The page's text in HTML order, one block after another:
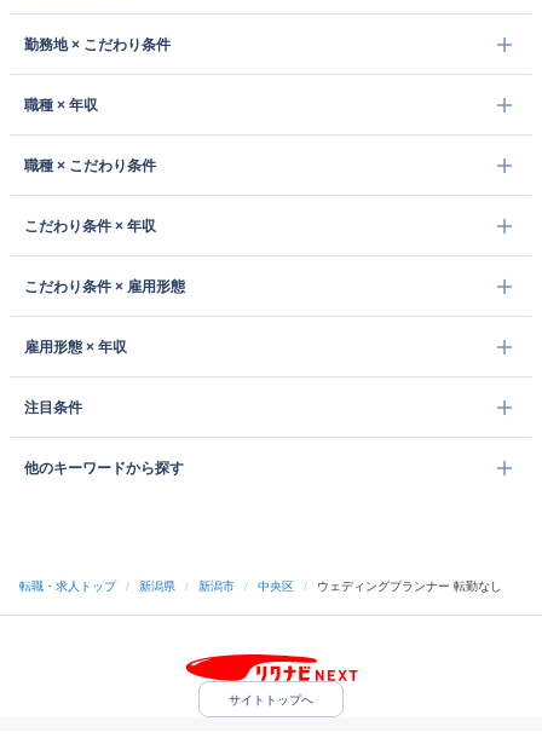
勤務地 × こだわり条件
職種 × 年収
職種 × こだわり条件
こだわり条件 × 年収
こだわり条件 × 雇用形態
雇用形態 × 年収
注目条件
他のキーワードから探す
転職・求人トップ / 新潟県 / 新潟市 / 中央区 / ウェディングプランナー 転勤なし
サイトトップへ